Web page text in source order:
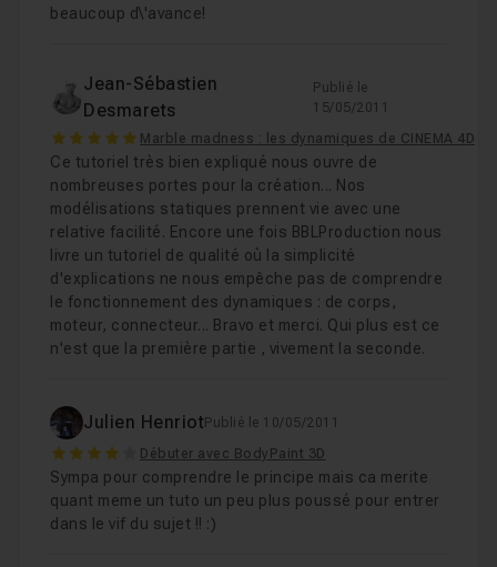
beaucoup d\'avance!
Jean-Sébastien
Desmarets
Publié le
15/05/2011
5 Marble madness : les dynamiques de CINEMA 4D
Ce tutoriel très bien expliqué nous ouvre de
nombreuses portes pour la création... Nos
modélisations statiques prennent vie avec une
relative facilité. Encore une fois BBLProduction nous
livre un tutoriel de qualité où la simplicité
d'explications ne nous empêche pas de comprendre
le fonctionnement des dynamiques : de corps,
moteur, connecteur... Bravo et merci. Qui plus est ce
n'est que la première partie , vivement la seconde.
Julien Henriot Publié le 10/05/2011
4 Débuter avec BodyPaint 3D
Sympa pour comprendre le principe mais ca merite
quant meme un tuto un peu plus poussé pour entrer
dans le vif du sujet !! :)